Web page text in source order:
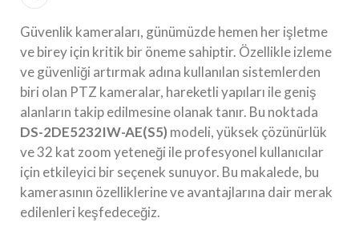
Güvenlik kameraları, günümüzde hemen her işletme
ve birey için kritik bir öneme sahiptir. Özellikle izleme
ve güvenliği artırmak adına kullanılan sistemlerden
biri olan PTZ kameralar, hareketli yapıları ile geniş
alanların takip edilmesine olanak tanır. Bu noktada
DS-2DE5232IW-AE(S5) modeli, yüksek çözünürlük
ve 32 kat zoom yeteneği ile profesyonel kullanıcılar
için etkileyici bir seçenek sunuyor. Bu makalede, bu
kamerasının özelliklerine ve avantajlarına dair merak
edilenleri keşfedeceğiz.